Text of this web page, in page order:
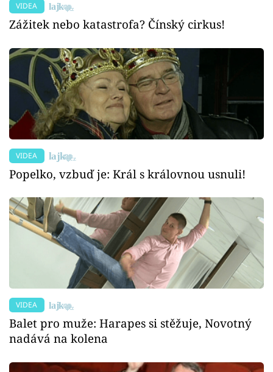
VIDEA
Zážitek nebo katastrofa? Čínský cirkus!
VIDEA
Popelko, vzbuď je: Král s královnou usnuli!
VIDEA
Balet pro muže: Harapes si stěžuje, Novotný
nadává na kolena